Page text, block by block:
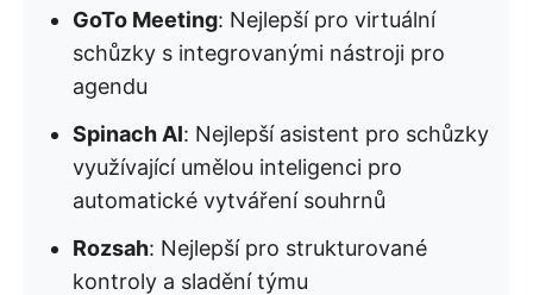
GoTo Meeting: Nejlepší pro virtuální
schůzky s integrovanými nástroji pro
agendu
Spinach AI: Nejlepší asistent pro schůzky
využívající umělou inteligenci pro
automatické vytváření souhrnů
Rozsah: Nejlepší pro strukturované
kontroly a sladění týmu